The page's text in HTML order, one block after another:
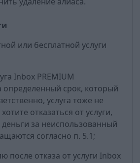
или бесплатной услуги
Inbox PREMIUM
определенный срок, который
услуга тоже не
отказаться от услуги,
за неиспользованный
согласно п. 5.1;
после отказа от услуги Inbox